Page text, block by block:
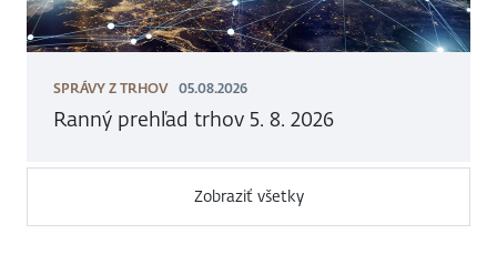
SPRÁVY Z TRHOV 05.08.2026
Ranný prehľad trhov 5. 8. 2026
Zobraziť všetky